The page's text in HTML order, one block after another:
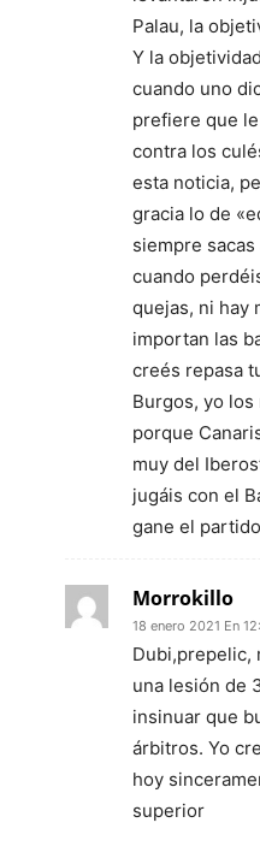
Palau, la
Y la
cuando uno
prefiere que
contra los
esta noticia,
gracia lo de
siempre
cuando
quejas, ni hay
importan las
creés repasa
Burgos, yo
porque
muy del
jugáis con el
gane el
Morrokillo
18 enero 2021 En
Dubi,prepelic,
una lesión de
insinuar que
árbitros. Yo
hoy
superior